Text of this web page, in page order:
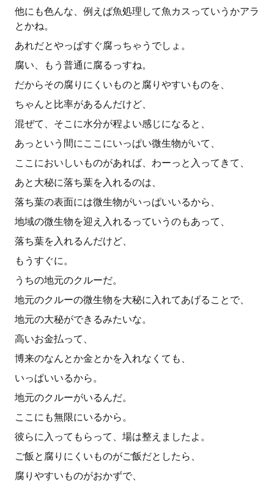
他にも色んな、例えば魚処理して魚カスっていうかアラ
とかね。
あれだとやっぱすぐ腐っちゃうでしょ。
腐い、もう普通に腐るっすね。
だからその腐りにくいものと腐りやすいものを、
ちゃんと比率があるんだけど、
混ぜて、そこに水分が程よい感じになると、
あっという間にここにいっぱい微生物がいて、
ここにおいしいものがあれば、わーっと入ってきて、
あと大秘に落ち葉を入れるのは、
落ち葉の表面には微生物がいっぱいいるから、
地域の微生物を迎え入れるっていうのもあって、
落ち葉を入れるんだけど、
もうすぐに。
うちの地元のクルーだ。
地元のクルーの微生物を大秘に入れてあげることで、
地元の大秘ができるみたいな。
高いお金払って、
博来のなんとか金とかを入れなくても、
いっぱいいるから。
地元のクルーがいるんだ。
ここにも無限にいるから。
彼らに入ってもらって、場は整えましたよ。
ご飯と腐りにくいものがご飯だとしたら、
腐りやすいものがおかずで、